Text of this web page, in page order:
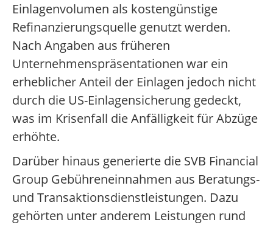
Einlagenvolumen als kostengünstige
Refinanzierungsquelle genutzt werden.
Nach Angaben aus früheren
Unternehmenspräsentationen war ein
erheblicher Anteil der Einlagen jedoch nicht
durch die US-Einlagensicherung gedeckt,
was im Krisenfall die Anfälligkeit für Abzüge
erhöhte.
Darüber hinaus generierte die SVB Financial
Group Gebühreneinnahmen aus Beratungs-
und Transaktionsdienstleistungen. Dazu
gehörten unter anderem Leistungen rund